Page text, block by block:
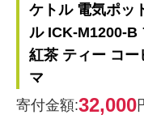
ケトル 電気ポッ
ル ICK-M1200-B
紅茶 ティー コ
マ
寄付金額:32,000